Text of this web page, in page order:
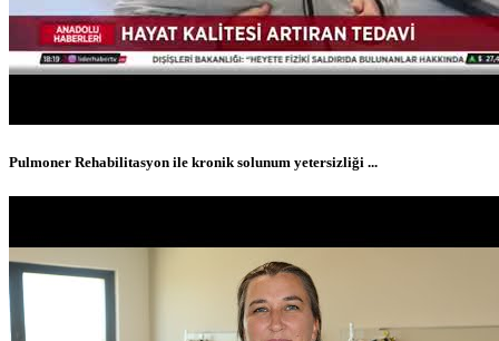
Pulmoner Rehabilitasyon ile kronik solunum yetersizliği ...